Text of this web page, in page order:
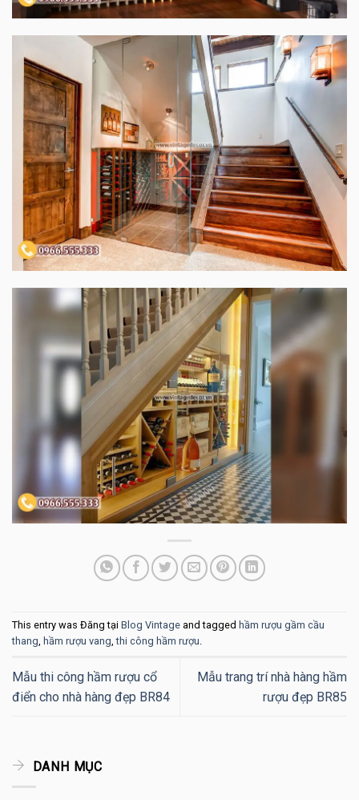
This entry was Đăng tại Blog Vintage and tagged hầm rượu gầm cầu
thang hầm rượu vang ,thi công hầm rượu
Mẫu thi công hầm rượu cổ
điển cho nhà hàng đẹp BR84
Mẫu trang trí nhà hàng hầm
rượu đẹp BR85
DANH MỤC